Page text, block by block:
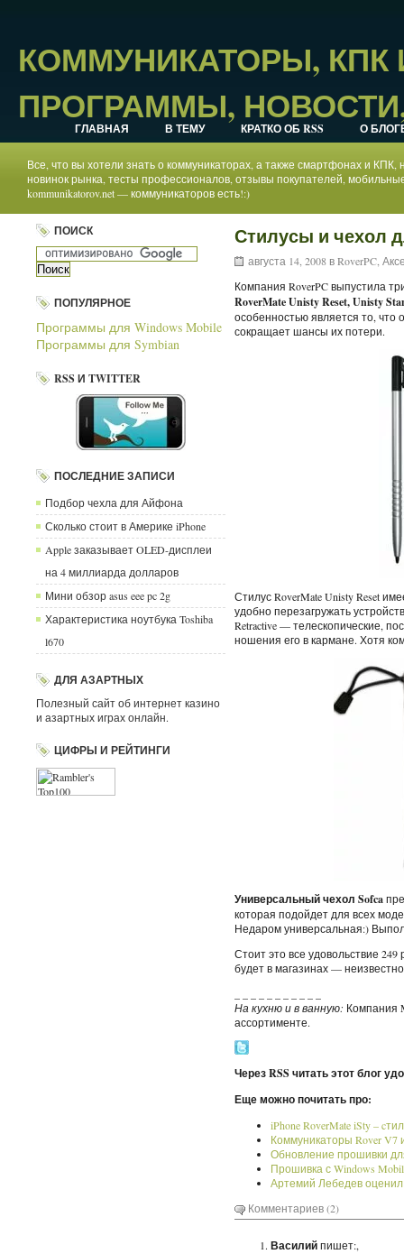
КОММУНИКАТОРЫ,
ПРОГРАММЫ,
ГЛАВНАЯ В ТЕМУ КРАТКО ОБ RSS О
Все, что вы хотели знать о коммуникаторах, а также смартфонах и
новинок рынка, тесты профессионалов, отзывы покупателей,
kommunikatorov.net — коммуникаторов есть!:)
ПОИСК
ПОПУЛЯРНОЕ
Программы для Windows Mobile
Программы для Symbian
RSS И TWITTER
ПОСЛЕДНИЕ ЗАПИСИ
Подбор чехла для Айфона
Сколько стоит в Америке iPhone
Apple заказывает OLED-дисплеи
на 4 миллиарда долларов
Мини обзор asus eee pc 2g
Характеристика ноутбука Toshiba
l670
ДЛЯ АЗАРТНЫХ
Полезный сайт об интернет казино
и азартных играх онлайн.
ЦИФРЫ И РЕЙТИНГИ
Стилусы и чехол
августа 14, 2008 вRoverPC
Компания RoverPC выпустила
RoverMate Unisty Reset, Unisty
особенностью является то, что
сокращает шансы их потери.
Стилус RoverMate Unisty Reset
удобно перезагружать
Retractive — телескопические,
ношения его в кармане. Хотя
Универсальный чехол Sofca
которая подойдет для всех
Недаром универсальная:)
Стоит это все удовольствие
будет в магазинах —
На кухню и в ванную: Компания
ассортименте.
Через RSS читать этот блог
Еще можно почитать про:
iPhone RoverMate iSty –
Коммуникаторы Rover V7
Обновление прошивки
Прошивка с Windows
Артемий Лебедев
Комментариев (2)
Василийпишет:,